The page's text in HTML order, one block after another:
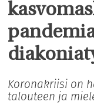
Apua & tukea
Tule mukaan
Hautausmaa
Koronakriisi on
talouteen ja